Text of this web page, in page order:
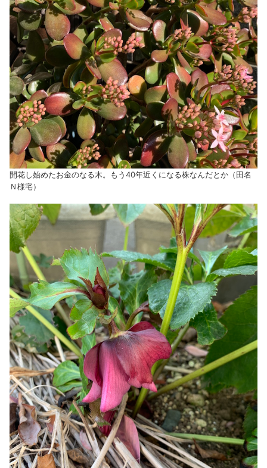
開花し始めたお金のなる木。もう40年近くになる株なんだとか（田名
Ｎ様宅）